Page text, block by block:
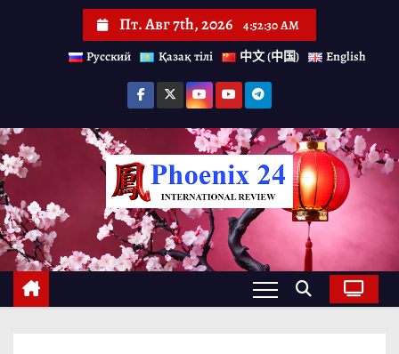
й
т
и
к
с
о
Пт. Авг 7th, 2026
4:52:31 AM
Русский
Қазақ тілі 中文 (中国) English